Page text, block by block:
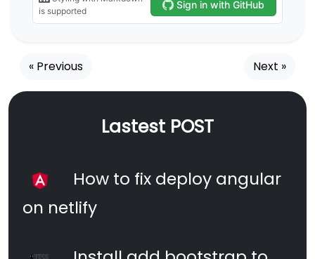
« Previous Next »
Lastest POST
How to fix deploy angular
on netlify